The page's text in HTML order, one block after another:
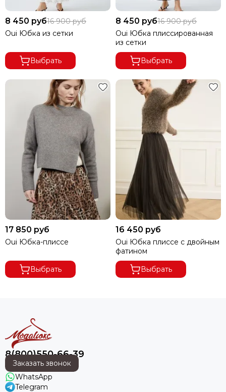
Вязаные длинные
Классические
Расклешенные
До колен
С разрезами
Летние
Осенние
8 450 руб16 900 руб
Oui Юбка из сетки
Выбрать
8 450 руб16 900 руб
Oui Юбка плиссированная
из сетки
Выбрать
17 850 руб
Oui Юбка-плиссе
Выбрать
16 450 руб
Oui Юбка плиссе с двойным
фатином
Выбрать
8(800)550-66-39
Заказать звонок
WhatsApp
Telegram